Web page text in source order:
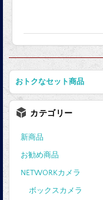
おトクなセット商品
カテゴリー
新商品
お勧め商品
NETWORKカメラ
ボックスカメラ